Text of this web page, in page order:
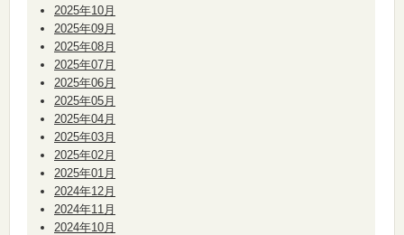
2025年10月
2025年09月
2025年08月
2025年07月
2025年06月
2025年05月
2025年04月
2025年03月
2025年02月
2025年01月
2024年12月
2024年11月
2024年10月